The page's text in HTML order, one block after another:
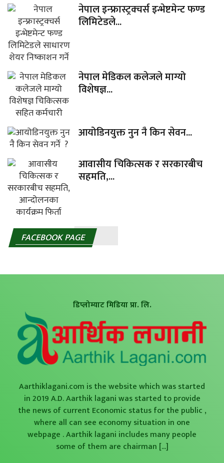
नेपाल इन्फ्रास्ट्रक्चर्स इन्भेष्टमेन्ट फण्ड
लिमिटेडले...
नेपाल मेडिकल कलेजले माग्यो
विशेषज्ञ...
आयोडिनयुक्त नुन नै किन सेवन...
आवासीय चिकित्सक र सरकारबीच
सहमति,...
FACEBOOK PAGE
डिप्लोम्याट मिडिया प्रा. लि.
Aarthiklagani.com is the website which was started
in 2019 A.D. Aarthik lagani was started to provide
the news of current Economic status for the public ,
where all can see economy situation in one
webpage . Aarthik lagani includes many people
some of them are chairman [...]